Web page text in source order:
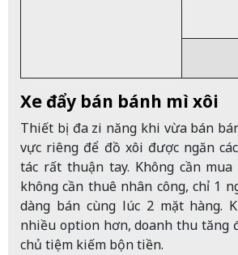
Xe đẩy bán bánh mì xôi
Thiết bị đa zi năng khi vừa bán
vực riêng để đồ xôi được ngăn
tác rất thuận tay. Không cần
không cần thuê nhân công, chỉ 1
dàng bán cùng lúc 2 mặt hàng.
nhiều option hơn, doanh thu tăng
chủ tiệm kiếm bộn tiền.